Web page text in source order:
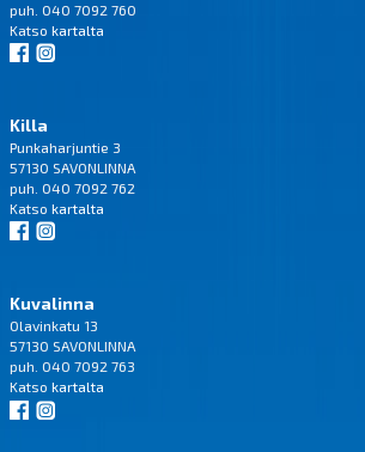
puh. 040 7092 760
Katso kartalta
Killa
Punkaharjuntie 3
57130 SAVONLINNA
puh. 040 7092 762
Katso kartalta
Kuvalinna
Olavinkatu 13
57130 SAVONLINNA
puh. 040 7092 763
Katso kartalta